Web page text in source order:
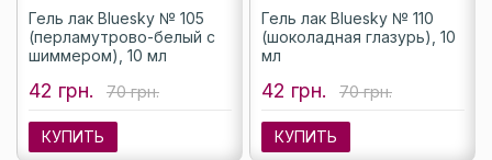
Гель лак Bluesky № 105
(перламутрово-белый с
шиммером), 10 мл
42 грн. 70 грн.
КУПИТЬ
Гель лак Bluesky № 110
(шоколадная глазурь), 10
мл
42 грн. 70 грн.
КУПИТЬ